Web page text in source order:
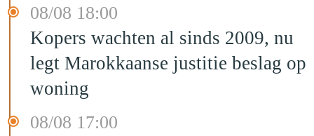
08/08 18:00
Kopers wachten al sinds 2009, nu
legt Marokkaanse justitie beslag op
woning
08/08 17:00